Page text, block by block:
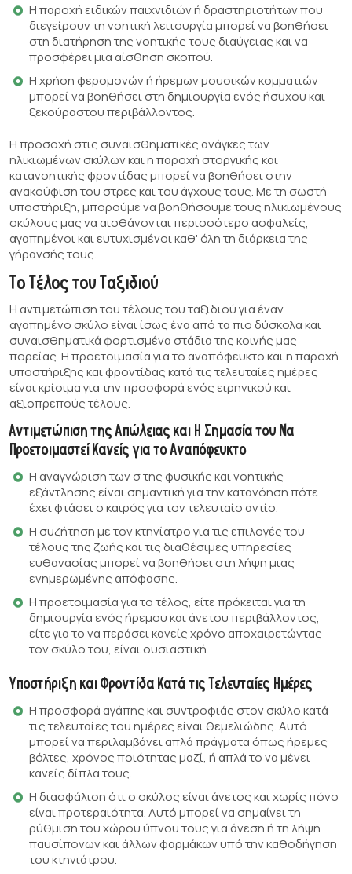
Η παροχή ειδικών παιχνιδιών ή δραστηριοτήτων που
διεγείρουν τη νοητική λειτουργία μπορεί να βοηθήσει
στη διατήρηση της νοητικής τους διαύγειας και να
προσφέρει μια αίσθηση σκοπού.
Η χρήση φερομονών ή ήρεμων μουσικών κομματιών
μπορεί να βοηθήσει στη δημιουργία ενός ήσυχου και
ξεκούραστου περιβάλλοντος.
Η προσοχή στις συναισθηματικές ανάγκες των
ηλικιωμένων σκύλων και η παροχή στοργικής και
κατανοητικής φροντίδας μπορεί να βοηθήσει στην
ανακούφιση του στρες και του άγχους τους. Με τη σωστή
υποστήριξη, μπορούμε να βοηθήσουμε τους ηλικιωμένους
σκύλους μας να αισθάνονται περισσότερο ασφαλείς,
αγαπημένοι και ευτυχισμένοι καθ' όλη τη διάρκεια της
γήρανσής τους.
Το Τέλος του Ταξιδιού
Η αντιμετώπιση του τέλους του ταξιδιού για έναν
αγαπημένο σκύλο είναι ίσως ένα από τα πιο δύσκολα και
συναισθηματικά φορτισμένα στάδια της κοινής μας
πορείας. Η προετοιμασία για το αναπόφευκτο και η παροχή
υποστήριξης και φροντίδας κατά τις τελευταίες ημέρες
είναι κρίσιμα για την προσφορά ενός ειρηνικού και
αξιοπρεπούς τέλους.
Αντιμετώπιση της Απώλειας και Η Σημασία του Να
Προετοιμαστεί Κανείς για το Αναπόφευκτο
Η αναγνώριση των σ της φυσικής και νοητικής
εξάντλησης είναι σημαντική για την κατανόηση πότε
έχει φτάσει ο καιρός για τον τελευταίο αντίο.
Η συζήτηση με τον κτηνίατρο για τις επιλογές του
τέλους της ζωής και τις διαθέσιμες υπηρεσίες
ευθανασίας μπορεί να βοηθήσει στη λήψη μιας
ενημερωμένης απόφασης.
Η προετοιμασία για το τέλος, είτε πρόκειται για τη
δημιουργία ενός ήρεμου και άνετου περιβάλλοντος,
είτε για το να περάσει κανείς χρόνο αποχαιρετώντας
τον σκύλο του, είναι ουσιαστική.
Υποστήριξη και Φροντίδα Κατά τις Τελευταίες Ημέρες
Η προσφορά αγάπης και συντροφιάς στον σκύλο κατά
τις τελευταίες του ημέρες είναι θεμελιώδης. Αυτό
μπορεί να περιλαμβάνει απλά πράγματα όπως ήρεμες
βόλτες, χρόνος ποιότητας μαζί, ή απλά το να μένει
κανείς δίπλα τους.
Η διασφάλιση ότι ο σκύλος είναι άνετος και χωρίς πόνο
είναι προτεραιότητα. Αυτό μπορεί να σημαίνει τη
ρύθμιση του χώρου ύπνου τους για άνεση ή τη λήψη
παυσίπονων και άλλων φαρμάκων υπό την καθοδήγηση
του κτηνιάτρου.